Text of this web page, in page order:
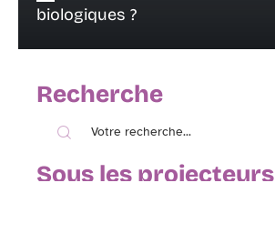
biologiques ?
Recherche
Sous les projecteurs